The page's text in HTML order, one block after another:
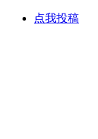
点我投稿